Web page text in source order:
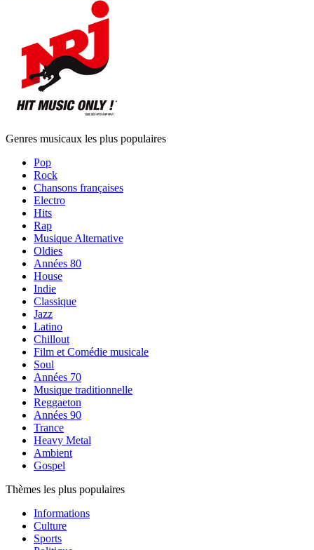
Genres musicaux les plus populaires
Pop
Rock
Chansons françaises
Electro
Hits
Rap
Musique Alternative
Oldies
Années 80
House
Indie
Classique
Jazz
Latino
Chillout
Film et Comédie musicale
Soul
Années 70
Musique traditionnelle
Reggaeton
Années 90
Trance
Heavy Metal
Ambient
Gospel
Thèmes les plus populaires
Informations
Culture
Sports